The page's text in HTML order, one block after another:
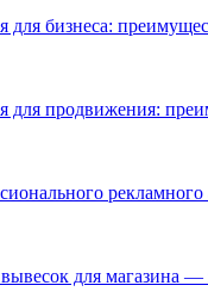
бизнеса:
продвижения:
для магазина